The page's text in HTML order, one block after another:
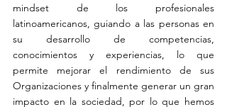
mindset de los profesionales
latinoamericanos, guiando a las personas en
su desarrollo de competencias,
conocimientos y experiencias, lo que
permite mejorar el rendimiento de sus
Organizaciones y finalmente generar un gran
impacto en la sociedad, por lo que hemos